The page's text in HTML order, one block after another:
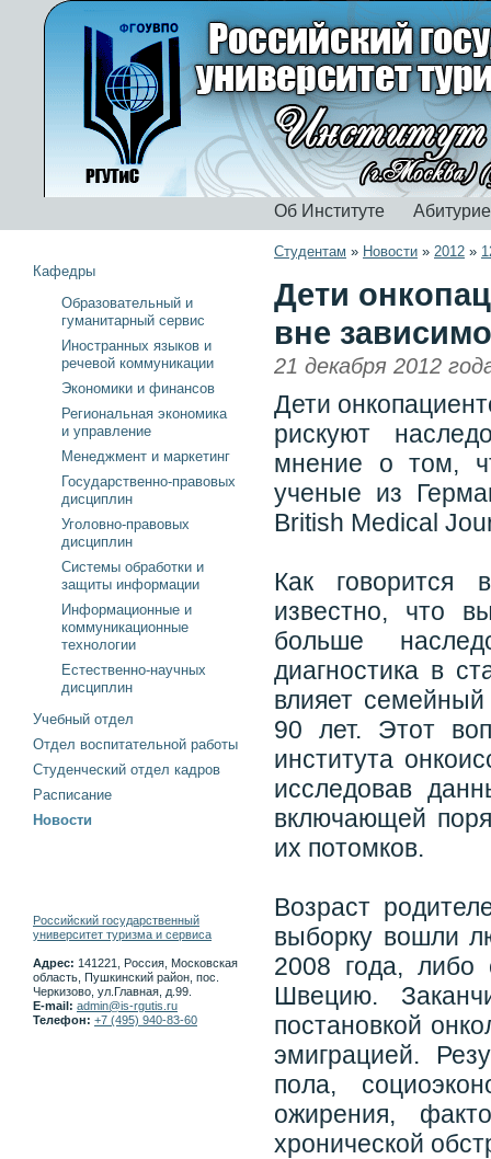
Об Институте
Студентам » Новости » 2012 »
Дети
вне
21 декабря 2012
Дети
рискуют
мнение о том,
ученые из
British Medical
Как говорится
известно, что
больше
диагностика в
влияет
90 лет. Этот
института
исследовав
включающей
их потомков.
Возраст
выборку вошли
2008 года,
Швецию.
постановкой
эмиграцией.
пола,
ожирения,
хронической
Кафедры
Образовательный и
гуманитарный сервис
Иностранных языков и
речевой коммуникации
Экономики и финансов
Региональная экономика
и управление
Менеджмент и маркетинг
Государственно-правовых
дисциплин
Уголовно-правовых
дисциплин
Системы обработки и
защиты информации
Информационные и
коммуникационные
технологии
Естественно-научных
дисциплин
Учебный отдел
Отдел воспитательной работы
Студенческий отдел кадров
Расписание
Новости
Российский государственный
университет туризма и сервиса
Адрес: 141221, Россия, Московская
область, Пушкинский район, пос.
Черкизово, ул.Главная, д.99.
E-mail: admin@is-rgutis.ru
Телефон: +7 (495) 940-83-60